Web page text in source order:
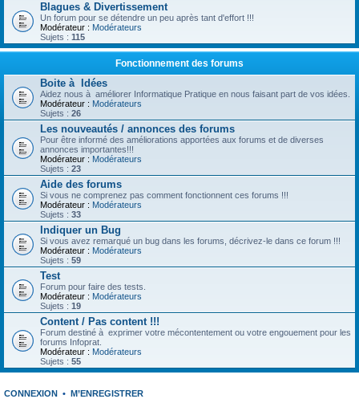
Blagues & Divertissement
Un forum pour se détendre un peu après tant d'effort !!!
Modérateur : Modérateurs
Sujets : 115
Fonctionnement des forums
Boite à Idées
Aidez nous à améliorer Informatique Pratique en nous faisant part de vos idées.
Modérateur : Modérateurs
Sujets : 26
Les nouveautés / annonces des forums
Pour être informé des améliorations apportées aux forums et de diverses
annonces importantes!!!
Modérateur : Modérateurs
Sujets : 23
Aide des forums
Si vous ne comprenez pas comment fonctionnent ces forums !!!
Modérateur : Modérateurs
Sujets : 33
Indiquer un Bug
Si vous avez remarqué un bug dans les forums, décrivez-le dans ce forum !!!
Modérateur : Modérateurs
Sujets : 59
Test
Forum pour faire des tests.
Modérateur : Modérateurs
Sujets : 19
Content / Pas content !!!
Forum destiné à exprimer votre mécontentement ou votre engouement pour les
forums Infoprat.
Modérateur : Modérateurs
Sujets : 55
CONNEXION • M’ENREGISTRER